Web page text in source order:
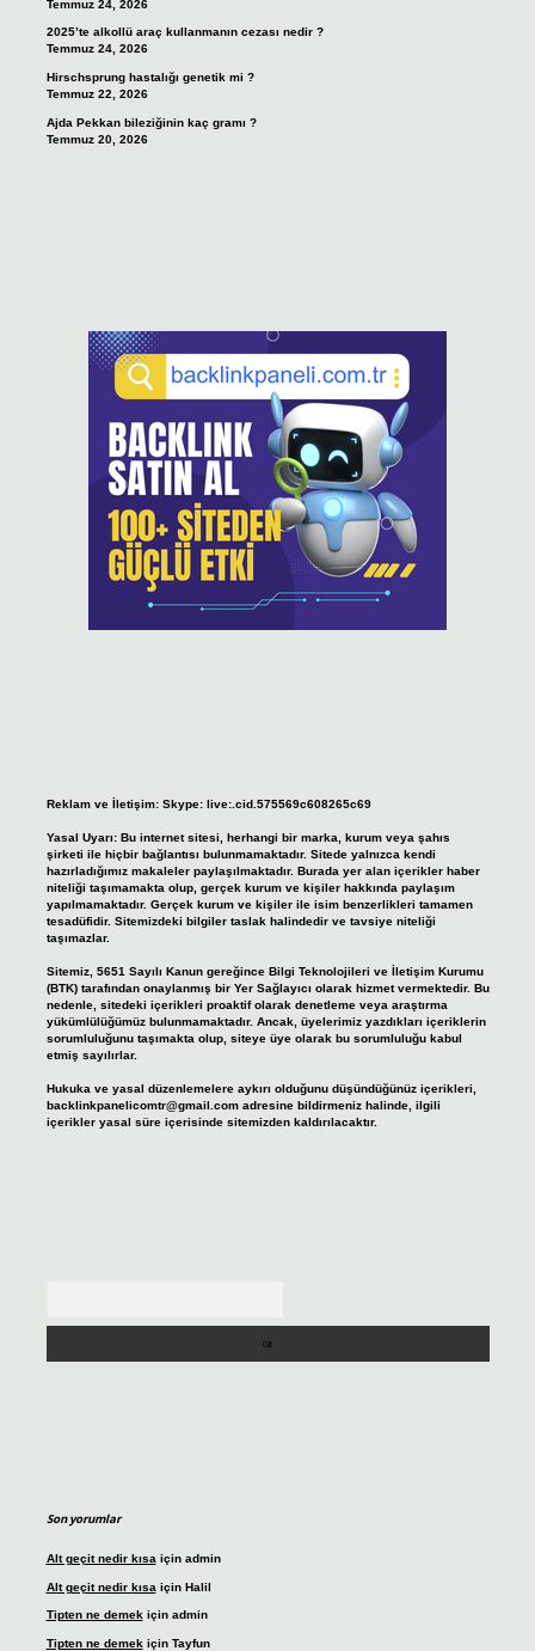
Temmuz 24, 2026
2025’te alkollü araç kullanmanın cezası nedir ?
Temmuz 24, 2026
Hirschsprung hastalığı genetik mi ?
Temmuz 22, 2026
Ajda Pekkan bileziğinin kaç gramı ?
Temmuz 20, 2026
Reklam ve İletişim: Skype: live:.cid.575569c608265c69
Yasal Uyarı: Bu internet sitesi, herhangi bir marka, kurum veya şahıs
şirketi ile hiçbir bağlantısı bulunmamaktadır. Sitede yalnızca kendi
hazırladığımız makaleler paylaşılmaktadır. Burada yer alan içerikler haber
niteliği taşımamakta olup, gerçek kurum ve kişiler hakkında paylaşım
yapılmamaktadır. Gerçek kurum ve kişiler ile isim benzerlikleri tamamen
tesadüfidir. Sitemizdeki bilgiler taslak halindedir ve tavsiye niteliği
taşımazlar.
Sitemiz, 5651 Sayılı Kanun gereğince Bilgi Teknolojileri ve İletişim Kurumu
(BTK) tarafından onaylanmış bir Yer Sağlayıcı olarak hizmet vermektedir. Bu
nedenle, sitedeki içerikleri proaktif olarak denetleme veya araştırma
yükümlülüğümüz bulunmamaktadır. Ancak, üyelerimiz yazdıkları içeriklerin
sorumluluğunu taşımakta olup, siteye üye olarak bu sorumluluğu kabul
etmiş sayılırlar.
Hukuka ve yasal düzenlemelere aykırı olduğunu düşündüğünüz içerikleri,
backlinkpanelicomtr@gmail.comadresine bildirmeniz halinde, ilgili
içerikler yasal süre içerisinde sitemizden kaldırılacaktır.
Son yorumlar
Alt geçit nedir kısa için admin
Alt geçit nedir kısa için Halil
Tipten ne demekiçin admin
Tipten ne demek için Tayfun